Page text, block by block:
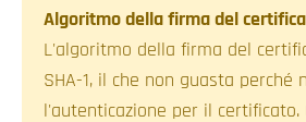
Algoritmo della firma del
L'algoritmo della firma del
SHA-1, il che non guasta perché
l'autenticazione per il certificato.